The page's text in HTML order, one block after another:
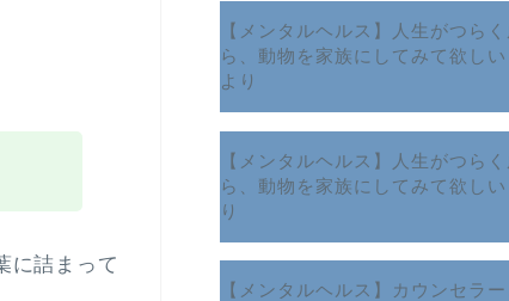
に詰まって
【メンタルヘルス】人生がつら
ら、動物を家族にしてみて欲しい
より
【メンタルヘルス】人生がつら
ら、動物を家族にしてみて欲しい
り
【メンタルヘルス】カウンセラ